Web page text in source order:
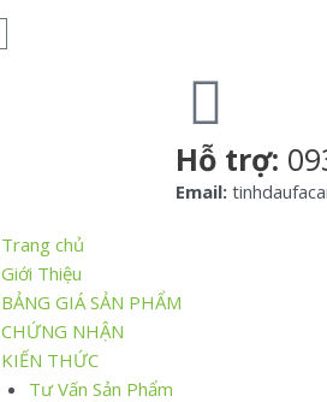
Hỗ trợ:
Email:
Trang chủ
Giới Thiệu
BẢNG GIÁ SẢN PHẨM
CHỨNG NHẬN
KIẾN THỨC
Tư Vấn Sản Phẩm